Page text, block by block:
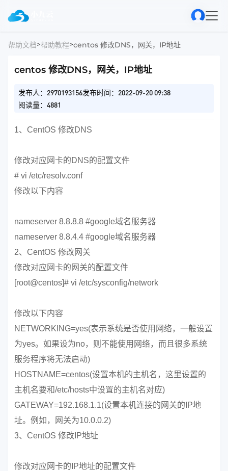
帮助文档>帮助教程>centos 修改DNS，网关，IP地址
centos 修改DNS，网关，IP地址
发布人：2970193156发布时间：2022-09-20 09:38
阅读量：4881
1、CentOS 修改DNS
修改对应网卡的DNS的配置文件
# vi /etc/resolv.conf
修改以下内容
nameserver 8.8.8.8 #google域名服务器
nameserver 8.8.4.4 #google域名服务器
2、CentOS 修改网关
修改对应网卡的网关的配置文件
[root@centos]# vi /etc/sysconfig/network
修改以下内容
NETWORKING=yes(表示系统是否使用网络，一般设置
为yes。如果设为no，则不能使用网络，而且很多系统
服务程序将无法启动)
HOSTNAME=centos(设置本机的主机名，这里设置的
主机名要和/etc/hosts中设置的主机名对应)
GATEWAY=192.168.1.1(设置本机连接的网关的IP地
址。例如，网关为10.0.0.2)
3、CentOS 修改IP地址
修改对应网卡的IP地址的配置文件